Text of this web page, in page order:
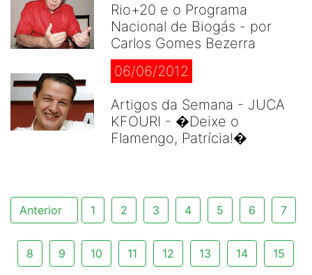
Rio+20 e o Programa
Nacional de Biogás - por
Carlos Gomes Bezerra
06/06/2012
Artigos da Semana - JUCA
KFOURI - �Deixe o
Flamengo, Patrícia!�
Anterior 1 2 3 4 5 6 7
8 9 10 11 12 13 14 15